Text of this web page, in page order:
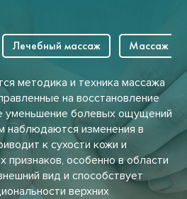
Лечебный массаж Массаж
методика и техника массажа
на восстановление
уменьшение болевых ощущений
наблюдаются изменения в
к сухости кожи и
признаков, особенно в области
вид и способствует
верхних